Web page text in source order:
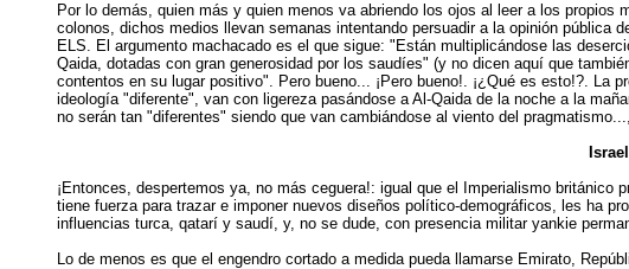
Por lo demás, quien más y quien menos va abriendo los ojos al leer a los
colonos, dichos medios llevan semanas intentando persuadir a la opinión pública
ELS. El argumento machacado es el que sigue: "Están multiplicándose las
Qaida, dotadas con gran generosidad por los saudíes" (y no dicen aquí que
contentos en su lugar positivo". Pero bueno... ¡Pero bueno!. ¡¿Qué es esto!?.
ideología "diferente", van con ligereza pasándose a Al-Qaida de la noche a la
no serán tan "diferentes" siendo que van cambiándose al viento del
¡Entonces, despertemos ya, no más ceguera!: igual que el Imperialismo
tiene fuerza para trazar e imponer nuevos diseños político-demográficos, les ha
influencias turca, qatarí y saudí, y, no se dude, con presencia militar yankie
Lo de menos es que el engendro cortado a medida pueda llamarse Emirato,